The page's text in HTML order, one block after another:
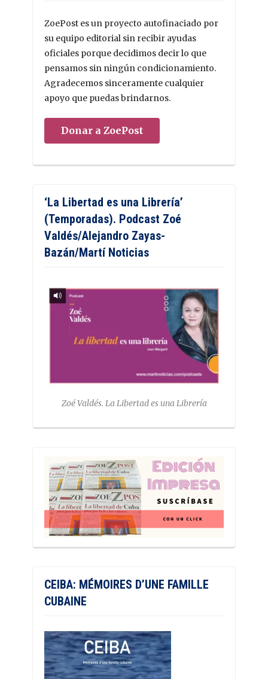
ZoePost es un proyecto autofinaciado por
su equipo editorial sin recibir ayudas
oficiales porque decidimos decir lo que
pensamos sin ningún condicionamiento.
Agradecemos sinceramente cualquier
apoyo que puedas brindarnos.
Donar a ZoePost
‘La Libertad es una Librería’
(Temporadas). Podcast Zoé
Valdés/Alejandro Zayas-
Bazán/Martí Noticias
Zoé Valdés. La Libertad es una Librería
CEIBA: MÉMOIRES D’UNE FAMILLE
CUBAINE